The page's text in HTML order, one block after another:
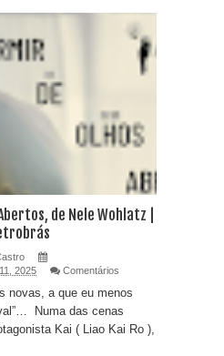
de Nele Wohlatz |
2025
Comentários
novas, a que eu menos
Numa das cenas
Kai ( Liao Kai Ro ),